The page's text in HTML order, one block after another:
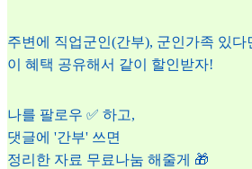
주변에 직업군인(간부), 군인가족 있다
이 혜택 공유해서 같이 할인받자!
나를 팔로우 ✅ 하고,
댓글에 '간부' 쓰면
정리한 자료 무료나눔 해줄게 🎁